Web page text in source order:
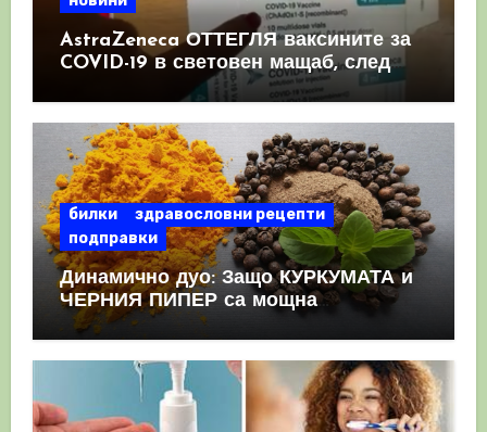
AstraZeneca ОТТЕГЛЯ ваксините за
COVID-19 в световен мащаб, след
като призна, че те причиняват
КРЪВНИ съсиреци
билки
здравословни рецепти
подправки
Динамично дуо: Защо КУРКУМАТА и
ЧЕРНИЯ ПИПЕР са мощна
комбинация